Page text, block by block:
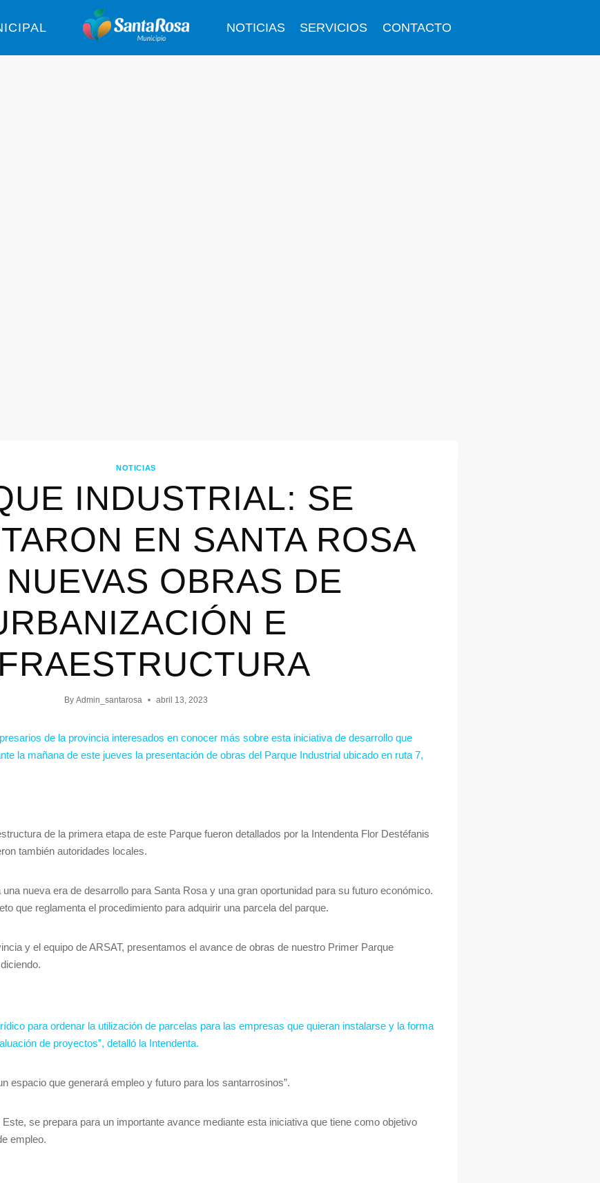
NOTICIAS SERVICIOS CONTACTO
NOTICIAS
INDUSTRIAL: SE
EN SANTA ROSA
OBRAS DE
E
By Admin_santarosa abril 13, 2023
de la provincia interesados en conocer más sobre esta iniciativa de desarrollo que
la mañana de este jueves la presentación de obras del Parque Industrial ubicado en ruta 7,
de la primera etapa de este Parque fueron detallados por la Intendenta Flor Destéfanis
también autoridades locales.
nueva era de desarrollo para Santa Rosa y una gran oportunidad para su futuro económico.
que reglamenta el procedimiento para adquirir una parcela del parque.
y el equipo de ARSAT, presentamos el avance de obras de nuestro Primer Parque
para ordenar la utilización de parcelas para las empresas que quieran instalarse y la forma
de proyectos”, detalló la Intendenta.
espacio que generará empleo y futuro para los santarrosinos”.
se prepara para un importante avance mediante esta iniciativa que tiene como objetivo
empleo.